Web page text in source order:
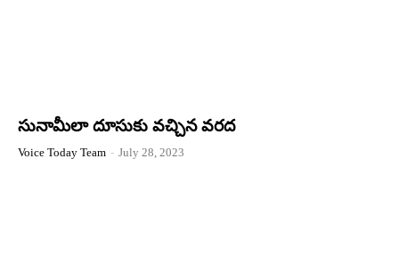
సునామీలా దూసుకు వచ్చిన వరద
Voice Today Team - July 28, 2023